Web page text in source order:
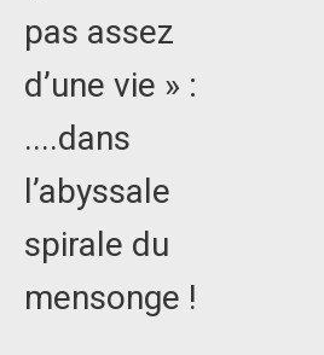
pas assez
d’une vie » :
....dans
l’abyssale
spirale du
mensonge !